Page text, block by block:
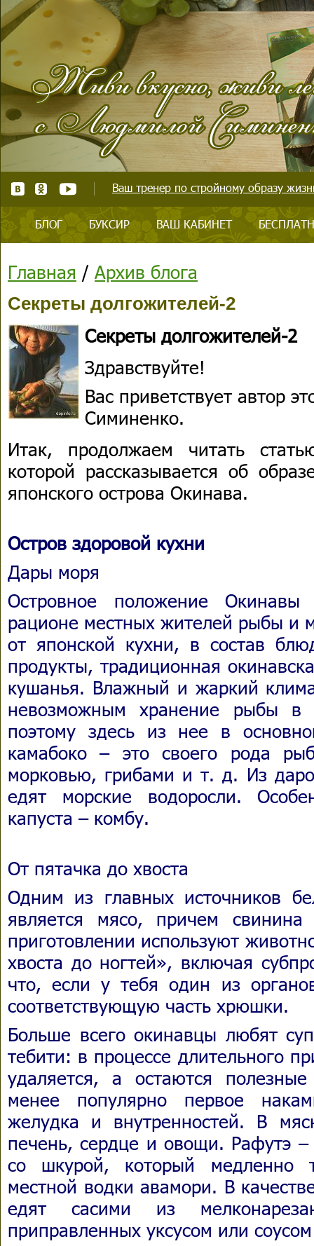
Ваш тренер по стройному образу
БЛОГ БУКСИР ВАШ КАБИНЕТ
Главная / Архив блога
Секреты долгожителей-2
Секреты долгожителей-2
Здравствуйте!
Вас приветствует автор
Симиненко.
Итак, продолжаем читать
которой рассказывается об
японского острова Окинава.
Остров здоровой кухни
Дары моря
Островное положение
рационе местных жителей рыбы и
от японской кухни, в состав
продукты, традиционная
кушанья. Влажный и жаркий
невозможным хранение рыбы в
поэтому здесь из нее в
камабоко – это своего рода
морковью, грибами и т. д. Из
едят морские водоросли.
капуста – комбу.
От пятачка до хвоста
Одним из главных источников
является мясо, причем
приготовлении используют
хвоста до ногтей», включая
что, если у тебя один из
соответствующую часть хрюшки.
Больше всего окинавцы любят
тебити: в процессе длительного
удаляется, а остаются
менее популярно первое
желудка и внутренностей. В
печень, сердце и овощи. Рафутэ –
со шкурой, который медленно
местной водки авамори. В
едят сасими из
приправленных уксусом или